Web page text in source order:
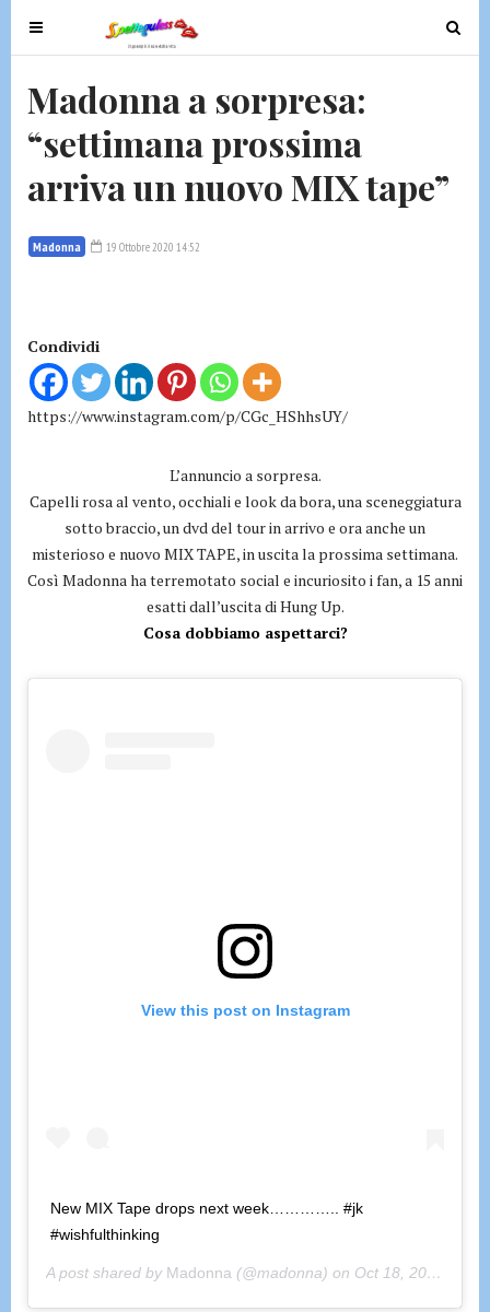
T
o
g
l
n
v
i
t
o
n
T
o
n
Madonna a sorpresa:
“settimana prossima
arriva un nuovo MIX tape”
Madonna 19 Ottobre 2020 14:52
Condividi
https://www.instagram.com/p/CGc_HShhsUY/
L’annuncio a sorpresa.
Capelli rosa al vento, occhiali e look da bora, una sceneggiatura
sotto braccio, un dvd del tour in arrivo e ora anche un
misterioso e nuovo MIX TAPE, in uscita la prossima settimana.
Così Madonna ha terremotato social e incuriosito i fan, a 15 anni
esatti dall’uscita di Hung Up.
Cosa dobbiamo aspettarci?
View this post on Instagram
New MIX Tape drops next week………….. #jk
#wishfulthinking
A post shared by Madonna (@madonna) on Oct 18, 2020 at 10:50pm PDT